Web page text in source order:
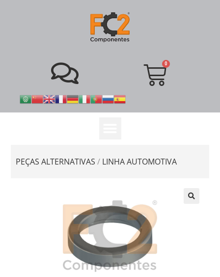
PEÇAS ALTERNATIVAS / LINHA AUTOMOTIVA